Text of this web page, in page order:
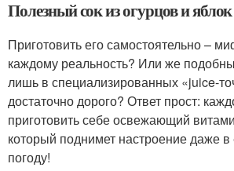
Полезный сок из огурцов и
Приготовить его самостоятельно –
каждому реальность? Или же
лишь в специализированных «juice-
достаточно дорого? Ответ прост:
приготовить себе освежающий
который поднимет настроение даже
погоду!